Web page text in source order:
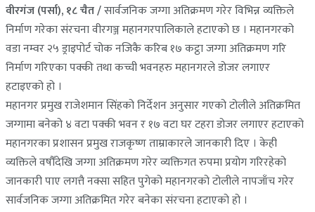
वीरगंज (पर्सा), १८ चैत /सार्वजनिक जग्गा अतिक्रमण गरेर विभिन्न व्यक्तिले
निर्माण गरेका संरचना वीरगञ्ज महानगरपालिकाले हटाएको छ । महानगरको
वडा नम्वर २५ ड्राइपोर्ट चोक नजिकै करिब १७ कट्ठा जग्गा अतिक्रमण गरि
निर्माण गरिएका पक्की तथा कच्ची भवनहरु महानगरले डोजर लगाएर
हटाइएको हो ।
महानगर प्रमुख राजेशमान सिंहको निर्देशन अनुसार गएको टोलीले अतिक्रमित
जग्गामा बनेको ४ वटा पक्की भवन र १७ वटा घर टहरा डोजर लगाएर हटाएको
महानगरका प्रशासन प्रमुख राजकृष्ण ताम्राकारले जानकारी दिए । केही
व्यक्तिले वषौँदेखि जग्गा अतिक्रमण गरेर व्यक्तिगत रुपमा प्रयोग गरिरहेको
जानकारी पाए लगत्तै नक्सा सहित पुगेको महानगरको टोलीले नापजाँच गरेर
सार्वजनिक जग्गा अतिक्रमित गरेर बनेका संरचना हटाएको हो ।